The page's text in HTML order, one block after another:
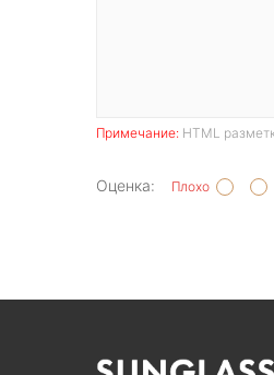
Примечание: HTML
Оценка: Плохо